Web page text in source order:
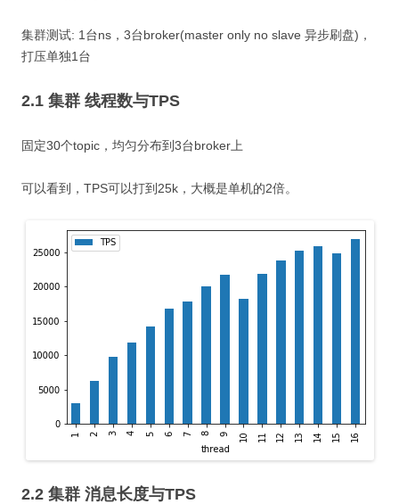
集群测试: 1台ns，3台broker(master only no slave 异步刷盘)，
打压单独1台
2.1 集群 线程数与TPS
固定30个topic，均匀分布到3台broker上
可以看到，TPS可以打到25k，大概是单机的2倍。
2.2 集群 消息长度与TPS